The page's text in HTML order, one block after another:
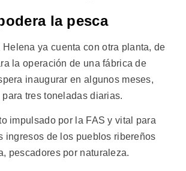
la pesca
ya cuenta con otra planta, de
la operación de una fábrica de
inaugurar en algunos meses,
tres toneladas diarias.
impulsado por la FAS y vital para
ingresos de los pueblos ribereños
pescadores por naturaleza.